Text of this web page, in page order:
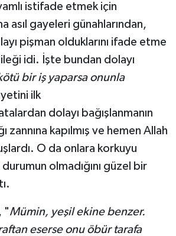
istifade etmek için
asıl gayeleri günahlarından,
pişman olduklarını ifade etme
idi. İşte bundan dolayı
bir iş yaparsa onunla
ilk
dolayı bağışlanmanın
zannına kapılmış ve hemen Allah
O da onlara korkuyu
olmadığını güzel bir
"Mümin, yeşil ekine benzer.
eserse onu öbür tarafa